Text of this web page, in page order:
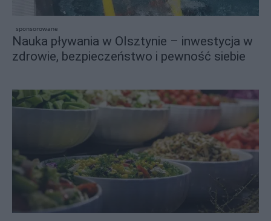
sponsorowane
Nauka pływania w Olsztynie – inwestycja w
zdrowie, bezpieczeństwo i pewność siebie